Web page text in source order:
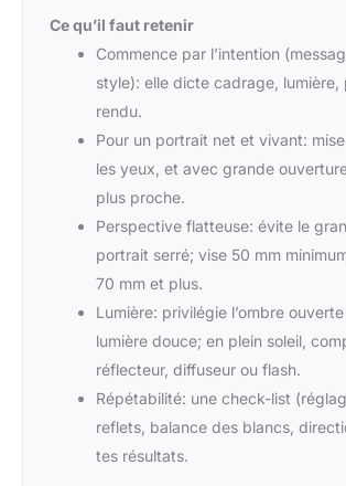
Ce qu’il faut retenir
Commence par l’intention
style): elle dicte cadrage, lumière,
rendu.
Pour un portrait net et vivant:
les yeux, et avec grande
plus proche.
Perspective flatteuse: évite le
portrait serré; vise 50 mm
70 mm et plus.
Lumière: privilégie l’ombre
lumière douce; en plein soleil,
réflecteur, diffuseur ou flash.
Répétabilité: une check-list
reflets, balance des blancs,
tes résultats.